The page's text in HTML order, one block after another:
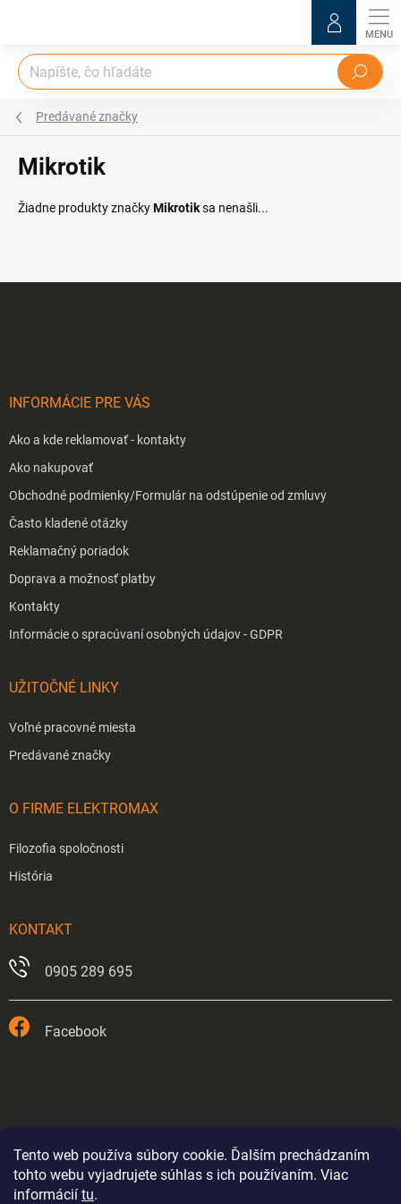
Tento web používa súbory cookie. Ďalším prechádzaním
tohto webu vyjadrujete súhlas s ich používaním. Viac
informácií tu.
Hľadať
Predávané značky
Mikrotik
Žiadne produkty značkyMikrotiksa nenašli...
INFORMÁCIE PRE VÁS
Ako a kde reklamovať - kontakty
Ako nakupovať
Obchodné podmienky/Formulár na odstúpenie od zmluvy
Často kladené otázky
Reklamačný poriadok
Doprava a možnosť platby
Kontakty
Informácie o spracúvaní osobných údajov - GDPR
UŽITOČNÉ LINKY
Voľné pracovné miesta
Predávané značky
O FIRME ELEKTROMAX
Filozofia spoločnosti
História
KONTAKT
0905 289 695
Facebook